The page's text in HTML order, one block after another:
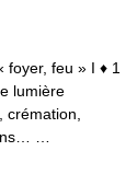
feu » I ♦ 1
lumière
…